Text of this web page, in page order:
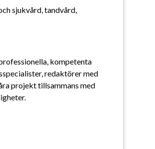
sjukvård, tandvård,
kompetenta
redaktörer med
projekt tillsammans med